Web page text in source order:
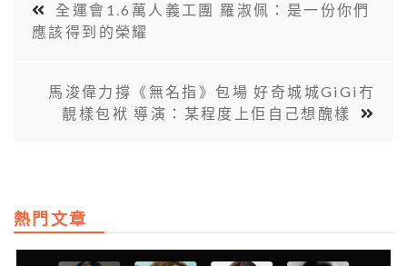
全運會1.6萬人義工團 羅淑佩：是一份你們
應該得到的榮耀
馬浚偉力撐《無名指》包場 好奇城城GiGi冇
靚樣包袱 導演：某程度上佢自己想醜樣
熱門文章